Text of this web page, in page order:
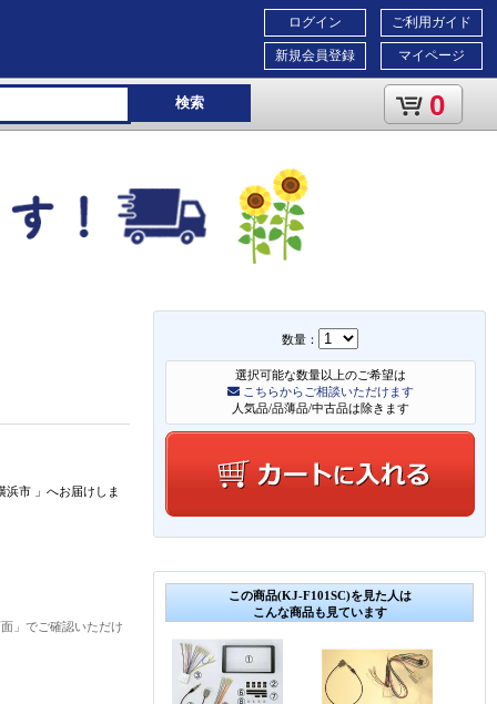
ご利用ガイド
マイページ
ログイン
新規会員登録
検索 0
数量：
選択可能な数量以上のご希望は
こちらからご相談いただけます
人気品/品薄品/中古品は除きます
この商品(KJ-F101SC)を見た人は
こんな商品も見ています
浜市 」 へお届けしま
」でご確認いただけ